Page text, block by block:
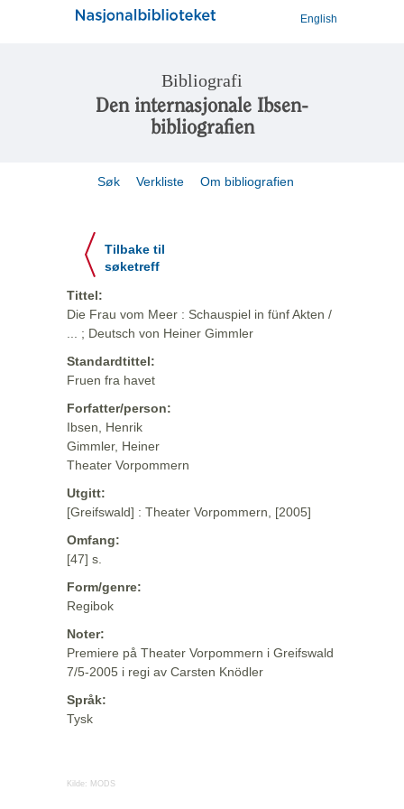
English
Bibliografi
Den internasjonale Ibsen-
bibliografien
Søk Verkliste Om bibliografien
Tilbake til
søketreff
Tittel:
Die Frau vom Meer : Schauspiel in fünf Akten /
... ; Deutsch von Heiner Gimmler
Standardtittel:
Fruen fra havet
Forfatter/person:
Ibsen, Henrik
Gimmler, Heiner
Theater Vorpommern
Utgitt:
[Greifswald] : Theater Vorpommern, [2005]
Omfang:
[47] s.
Form/genre:
Regibok
Noter:
Premiere på Theater Vorpommern i Greifswald
7/5-2005 i regi av Carsten Knödler
Språk:
Tysk
Kilde: MODS